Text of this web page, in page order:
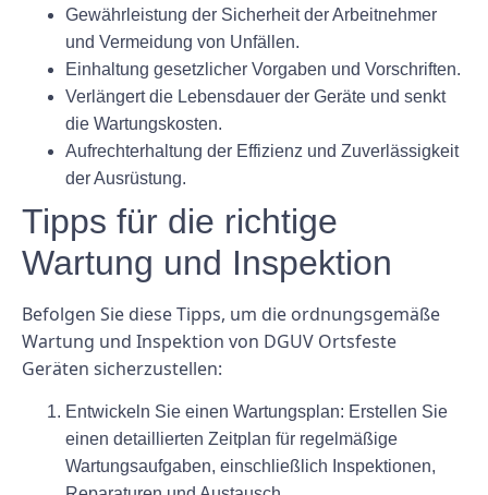
Gewährleistung der Sicherheit der Arbeitnehmer
und Vermeidung von Unfällen.
Einhaltung gesetzlicher Vorgaben und Vorschriften.
Verlängert die Lebensdauer der Geräte und senkt
die Wartungskosten.
Aufrechterhaltung der Effizienz und Zuverlässigkeit
der Ausrüstung.
Tipps für die richtige
Wartung und Inspektion
Befolgen Sie diese Tipps, um die ordnungsgemäße
Wartung und Inspektion von DGUV Ortsfeste
Geräten sicherzustellen:
Entwickeln Sie einen Wartungsplan: Erstellen Sie
einen detaillierten Zeitplan für regelmäßige
Wartungsaufgaben, einschließlich Inspektionen,